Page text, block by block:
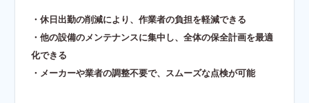
・休日出勤の削減により、作業者の負担を軽減できる
・他の設備のメンテナンスに集中し、全体の保全計画を最適
化できる
・メーカーや業者の調整不要で、スムーズな点検が可能